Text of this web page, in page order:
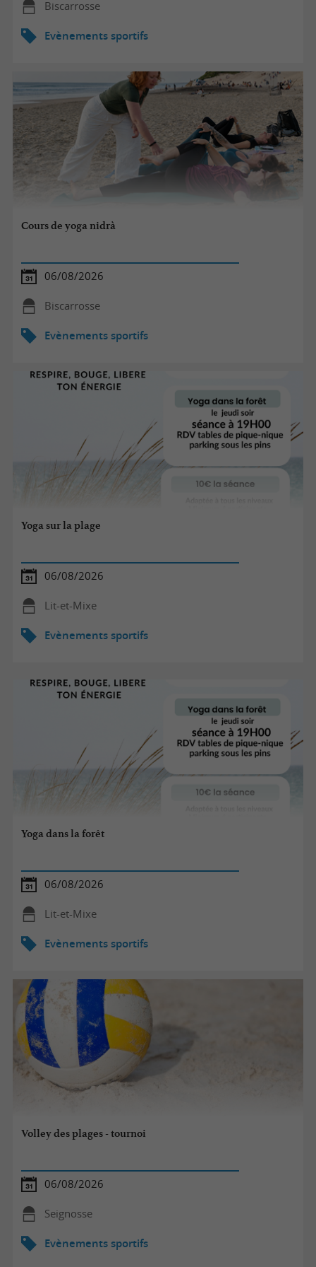
Biscarrosse
Evènements sportifs
Cours de yoga nidrà
06/08/2026
Biscarrosse
Evènements sportifs
Yoga sur la plage
06/08/2026
Lit-et-Mixe
Evènements sportifs
Yoga dans la forêt
06/08/2026
Lit-et-Mixe
Evènements sportifs
Volley des plages - tournoi
06/08/2026
Seignosse
Evènements sportifs